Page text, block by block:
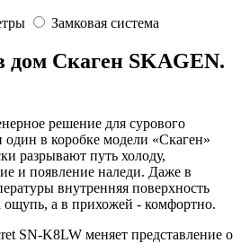
Замковая система
дом Скаген SKAGEN.
решение для сурового
в коробке модели «Скаген»
разрывают путь холоду,
и появление наледи. Даже в
внутренняя поверхность
ощупь, а в прихожей - комфортно.
SN-K8LW меняет представление о